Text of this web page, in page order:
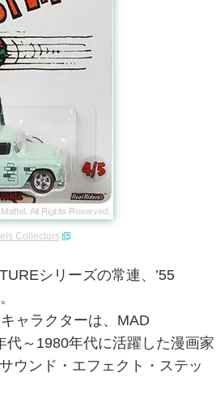
Collectors
シリーズの常連、’55
ャラクターは、MAD
代～1980年代に活躍した漫画家
ウンド・エフェクト・ステッ